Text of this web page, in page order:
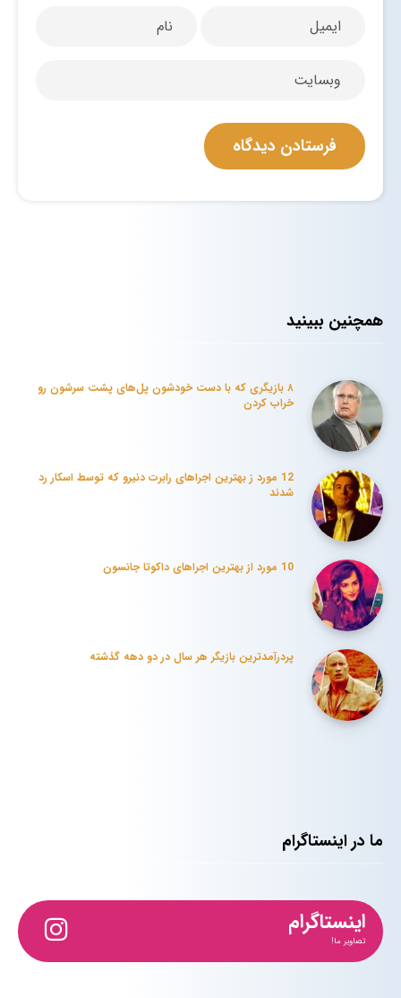
همچنین ببینید
۸ بازیگری که با دست خودشون پل‌های پشت سرشون رو
خراب کردن
12 مورد ز بهترین اجراهای رابرت دنیرو که توسط اسکار رد
شدند
10 مورد از بهترین اجراهای داکوتا جانسون
پردرآمدترین بازیگر هر سال در دو دهه گذشته
ما در اینستاگرام
اینستاگرام
تصاویر ما!